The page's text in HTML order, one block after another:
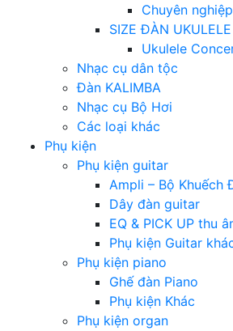
Chuyên nghiệp
SIZE ĐÀN UKULELE
Ukulele
Nhạc cụ dân tộc
Đàn KALIMBA
Nhạc cụ Bộ Hơi
Các loại khác
Phụ kiện
Phụ kiện guitar
Ampli – Bộ Khuếch
Dây đàn guitar
EQ & PICK UP thu
Phụ kiện Guitar
Phụ kiện piano
Ghế đàn Piano
Phụ kiện Khác
Phụ kiện organ